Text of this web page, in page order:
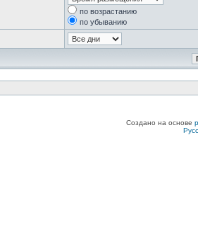
по возрастанию
по убыванию
Создано на основе